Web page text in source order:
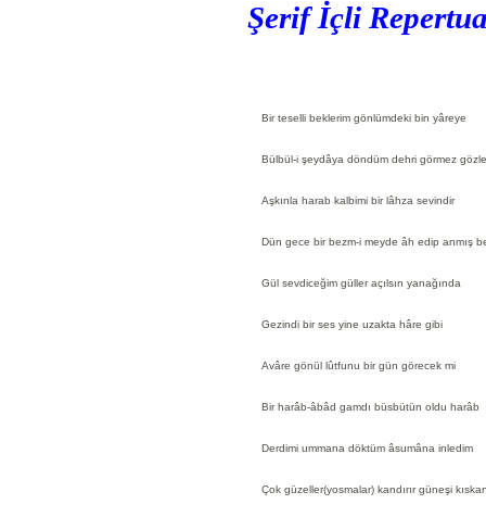
Şerif İçli
Bir teselli beklerim gönlümdeki bin yâreye
Bülbül-i şeydâya döndüm dehri görmez
Aşkınla harab kalbimi bir lâhza sevindir
Dün gece bir bezm-i meyde âh edip anmış
Gül sevdiceğim güller açılsın yanağında
Gezindi bir ses yine uzakta hâre gibi
Avâre gönül lûtfunu bir gün görecek mi
Bir harâb-âbâd gamdı büsbütün oldu harâb
Derdimi ummana döktüm âsumâna inledim
Çok güzeller(yosmalar) kandırır güneşi